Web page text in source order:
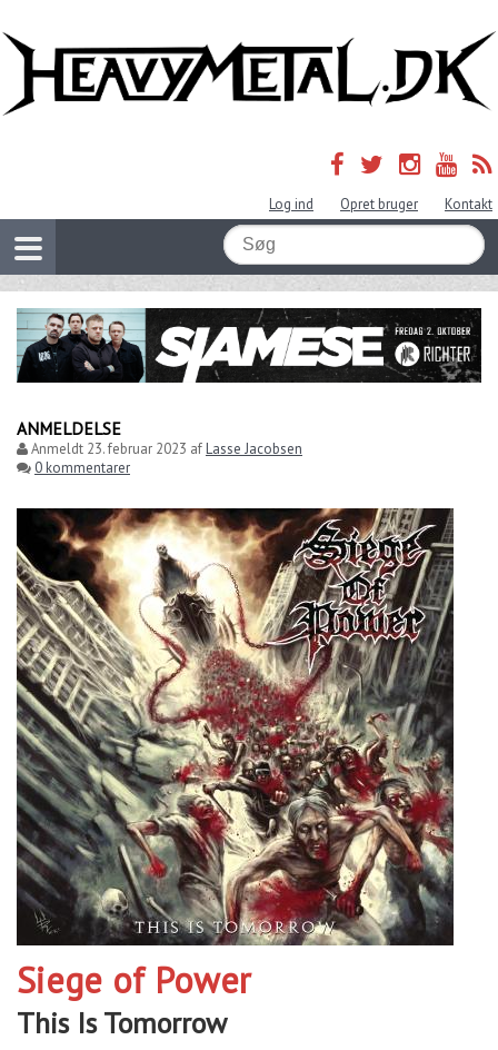
Log ind Opret bruger Kontakt
ANMELDELSE
Anmeldt 23. februar 2023 afLasse Jacobsen
0 kommentarer
Siege of Power
This Is Tomorrow